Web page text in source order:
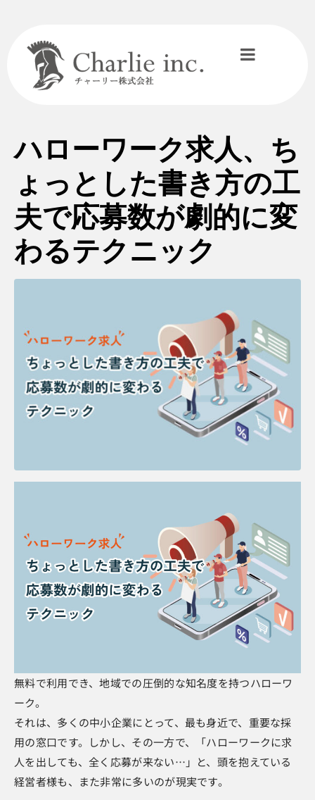
ハローワーク求人、ち
ょっとした書き方の工
夫で応募数が劇的に変
わるテクニック
無料で利用でき、地域での圧倒的な知名度を持つハローワ
ーク。
それは、多くの中小企業にとって、最も身近で、重要な採
用の窓口です。しかし、その一方で、「ハローワークに求
人を出しても、全く応募が来ない…」と、頭を抱えている
経営者様も、また非常に多いのが現実です。